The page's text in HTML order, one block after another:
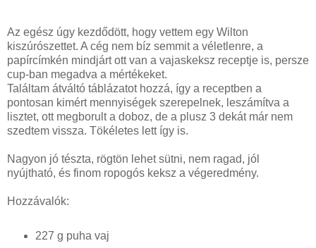
Az egész úgy kezdődött, hogy vettem egy Wilton
kiszúrószettet. A cég nem bíz semmit a véletlenre, a
papírcímkén mindjárt ott van a vajaskeksz receptje is, persze
cup-ban megadva a mértékeket.
Találtam átváltó táblázatot hozzá, így a receptben a
pontosan kimért mennyiségek szerepelnek, leszámítva a
lisztet, ott megborult a doboz, de a plusz 3 dekát már nem
szedtem vissza. Tökéletes lett így is.
Nagyon jó tészta, rögtön lehet sütni, nem ragad, jól
nyújtható, és finom ropogós keksz a végeredmény.
Hozzávalók:
227 g puha vaj